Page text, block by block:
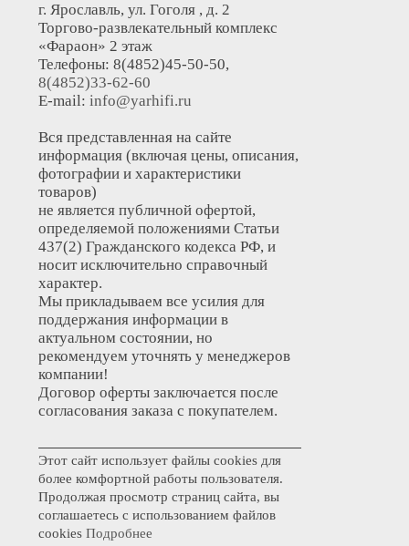
г. Ярославль, ул. Гоголя , д. 2
Торгово-развлекательный комплекс
«Фараон» 2 этаж
Телефоны: 8(4852)45-50-50,
8(4852)33-62-60
E-mail: info@yarhifi.ru
Вся представленная на сайте
информация (включая цены, описания,
фотографии и характеристики
товаров)
не является публичной офертой,
определяемой положениями Статьи
437(2) Гражданского кодекса РФ, и
носит исключительно справочный
характер.
Мы прикладываем все усилия для
поддержания информации в
актуальном состоянии, но
рекомендуем уточнять у менеджеров
компании!
Договор оферты заключается после
согласования заказа с покупателем.
Этот сайт использует файлы cookies для
более комфортной работы пользователя.
Продолжая просмотр страниц сайта, вы
соглашаетесь с использованием файлов
cookies Подробнее